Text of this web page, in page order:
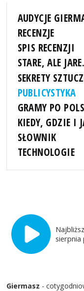
AUDYCJE
RECENZJE
SPIS RECENZJI
STARE, ALE
SEKRETY
PUBLICYSTYKA
GRAMY PO
KIEDY, GDZIE I
SŁOWNIK
TECHNOLOGIE
sierpnia
Giermasz -